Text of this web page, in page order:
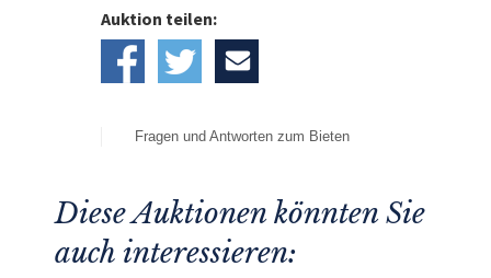
Auktion teilen:
Fragen und Antworten zum Bieten
Diese Auktionen könnten Sie
auch interessieren: